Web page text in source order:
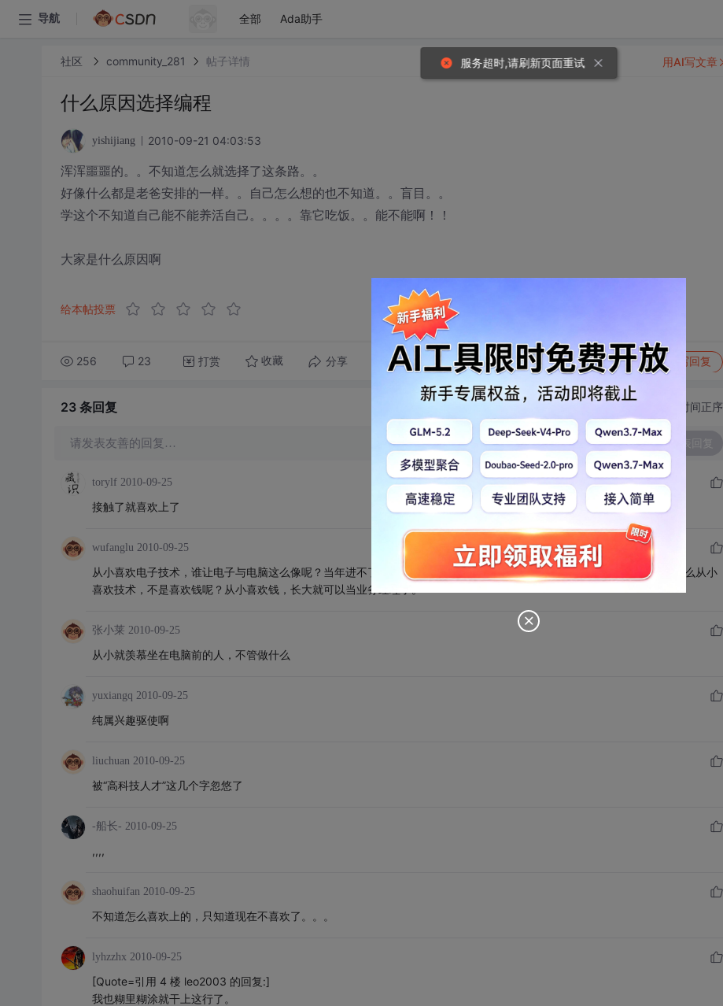
导航 全部 Ada助手
社区 community_281 帖子详情
什么原因选择编程
yishijiang 2010-09-21 04:03:53
浑浑噩噩的。。不知道怎么就选择了这条路。。
好像什么都是老爸安排的一样。。自己怎么想的也不知道。。盲目。。
学这个不知道自己能不能养活自己。。。。靠它吃饭。。能不能啊！！
大家是什么原因啊
给本帖投票
256 23 打赏 收藏 分享 转发到动态 举报 写回复
用AI写文章
23 条回复 切换为时间正序
请发表友善的回复… 发表回复
torylf 2010-09-25
接触了就喜欢上了
wufanglu 2010-09-25
从小喜欢电子技术，谁让电子与电脑这么像呢？当年进不了单片机的门，只能陷在MIS开发方面，并且不断往下坠落。为什么从小
喜欢技术，不是喜欢钱呢？从小喜欢钱，长大就可以当业务经理了。
张小莱 2010-09-25
从小就羡慕坐在电脑前的人，不管做什么
yuxiangq 2010-09-25
纯属兴趣驱使啊
liuchuan 2010-09-25
被“高科技人才”这几个字忽悠了
-船长- 2010-09-25
,,,,
shaohuifan 2010-09-25
不知道怎么喜欢上的，只知道现在不喜欢了。。。
lyhzzhx 2010-09-25
[Quote=引用 4 楼 leo2003 的回复:]
我也糊里糊涂就干上这行了。
服务超时,请刷新页面重试